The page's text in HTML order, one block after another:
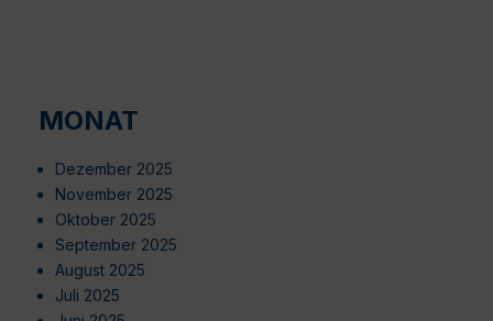
MONAT
Dezember 2025
November 2025
Oktober 2025
September 2025
August 2025
Juli 2025